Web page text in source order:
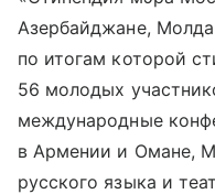
Азербайджане,
по итогам которой
56 молодых
международные
в Армении и Омане,
русского языка и